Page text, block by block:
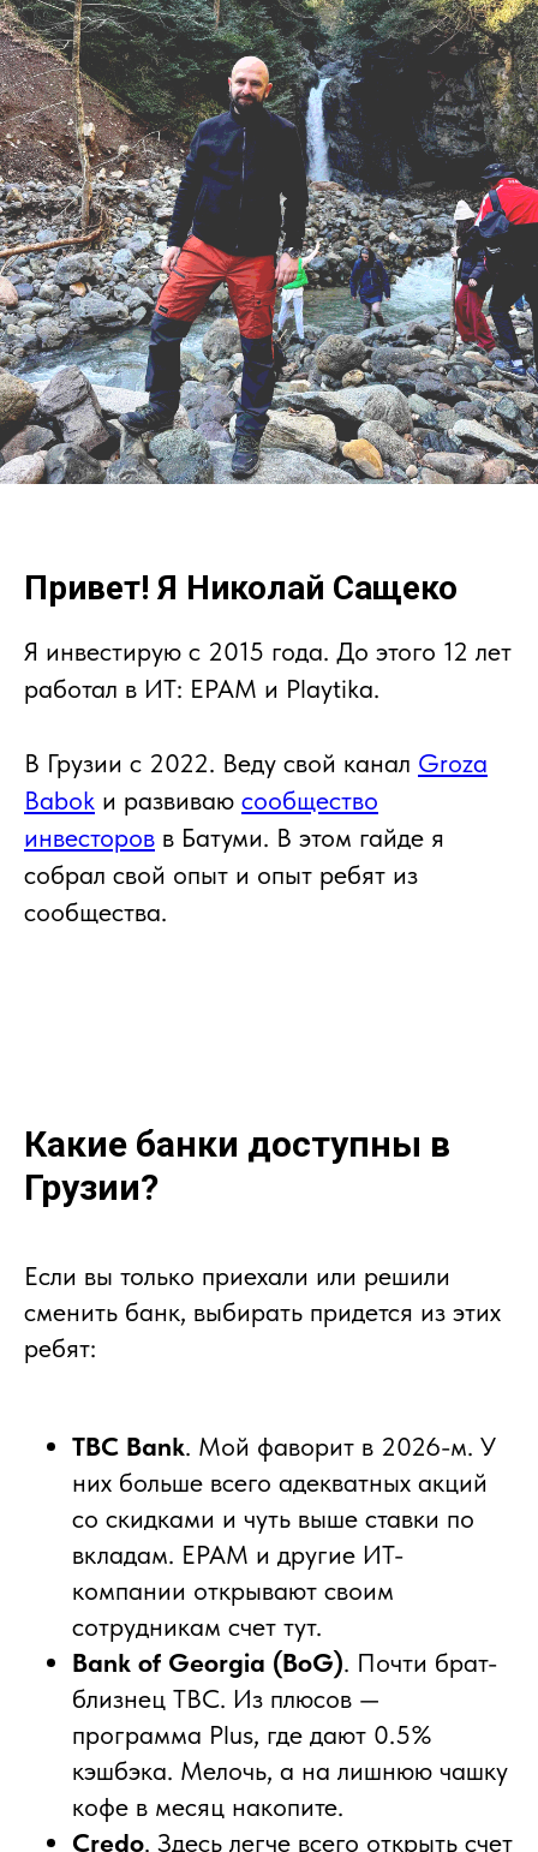
Привет! Я Николай Сащеко
Я инвестирую с 2015 года. До этого 12 лет
работал в ИТ: EPAM и Playtika.
В Грузии с 2022. Веду свой канал Groza
Babok и развиваю сообщество
инвесторов в Батуми. В этом гайде я
собрал свой опыт и опыт ребят из
сообщества.
Какие банки доступны в
Грузии?
Если вы только приехали или решили
сменить банк, выбирать придется из этих
ребят:
TBC Bank. Мой фаворит в 2026-м. У
них больше всего адекватных акций
со скидками и чуть выше ставки по
вкладам. EPAM и другие ИТ-
компании открывают своим
сотрудникам счет тут.
Bank of Georgia (BoG). Почти брат-
близнец TBC. Из плюсов —
программа Plus, где дают 0.5%
кэшбэка. Мелочь, а на лишнюю чашку
кофе в месяц накопите.
Credo. Здесь легче всего открыть счет